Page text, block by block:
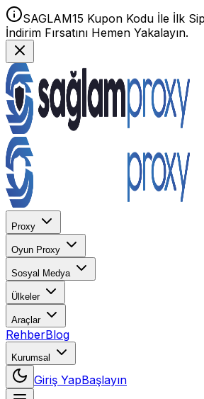
SAGLAM15 Kupon Kodu İle İlk
İndirim Fırsatını Hemen Yakalayın.
Proxy
Oyun Proxy
Sosyal Medya
Ülkeler
Araçlar
RehberBlog
Kurumsal
Giriş YapBaşlayın